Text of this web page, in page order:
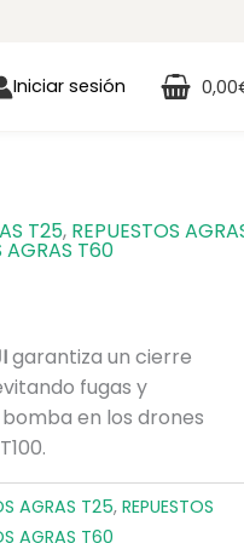
Iniciar sesión 0,00
T25, REPUESTOS
AGRAS T60
garantiza un cierre
fugas y
en los drones
AGRAS T25,REPUESTOS
AGRAS T60